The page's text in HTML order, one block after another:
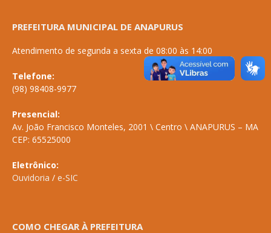
PREFEITURA MUNICIPAL DE ANAPURUS
Atendimento de segunda a sexta de 08:00 às 14:00
Telefone:
(98) 98408-9977
Presencial:
Av. João Francisco Monteles, 2001 \ Centro \ ANAPURUS – MA
CEP: 65525000
Eletrônico:
Ouvidoria / e-SIC
COMO CHEGAR À PREFEITURA